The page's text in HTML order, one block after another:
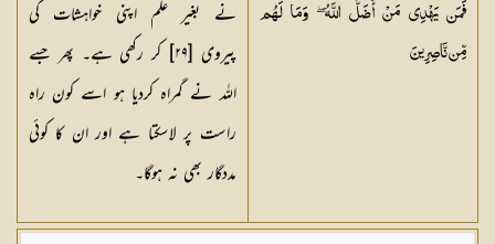
فَمَن يَهْدِي مَنْ أَضَلَّ اللَّهُ ۖ وَمَا لَهُم
مِّننَّاصِرِينَ
کیلانی
نے بغیر علم اپنی خواہشات کی
پیروی [٢٩] کر رکھی ہے۔ پھر جسے
اللہ نے گمراہ کردیا ہو اسے کون راہ
راست پر لاسکتا ہے اور ان کا کوئی
مددگار بھی نہ ہوگا۔